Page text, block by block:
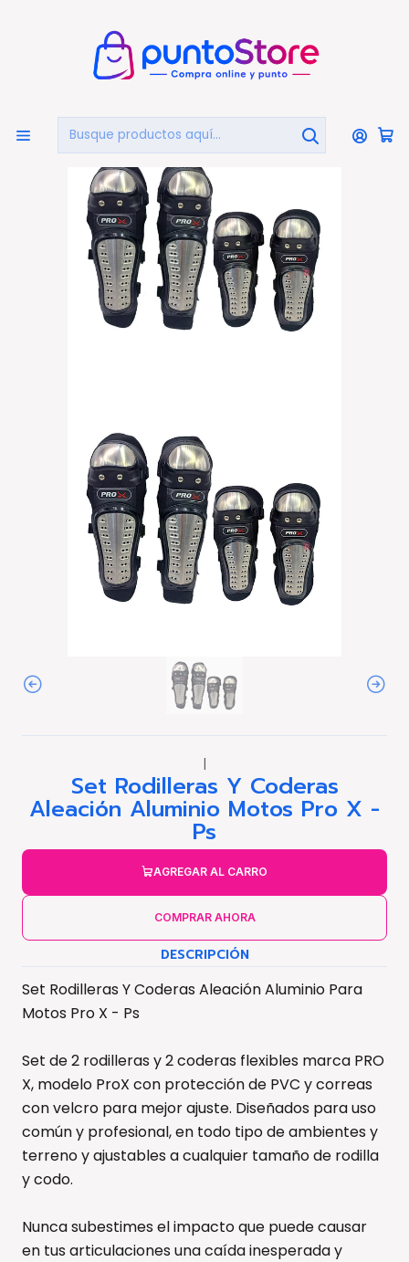
AUTOMOTRIZ Accesorios Para Motos
Set Rodilleras Y Coderas Aleación Aluminio Motos Pro X
- Ps
|
Set Rodilleras Y Coderas
Aleación Aluminio Motos Pro X -
Ps
AGREGAR AL CARRO
COMPRAR AHORA
DESCRIPCIÓN
Set Rodilleras Y Coderas Aleación Aluminio Para
Motos Pro X - Ps
Set de 2 rodilleras y 2 coderas flexibles marca PRO
X, modelo ProX con protección de PVC y correas
con velcro para mejor ajuste. Diseñados para uso
común y profesional, en todo tipo de ambientes y
terreno y ajustables a cualquier tamaño de rodilla
y codo.
Nunca subestimes el impacto que puede causar
en tus articulaciones una caída inesperada y